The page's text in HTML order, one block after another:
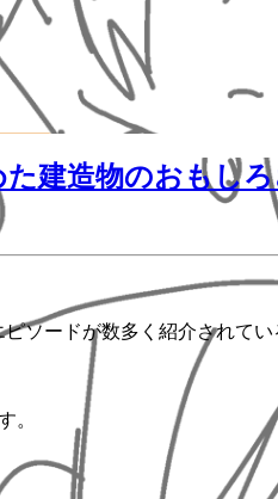
建造物のおもしろ
ソードが数多く紹介されてい
。